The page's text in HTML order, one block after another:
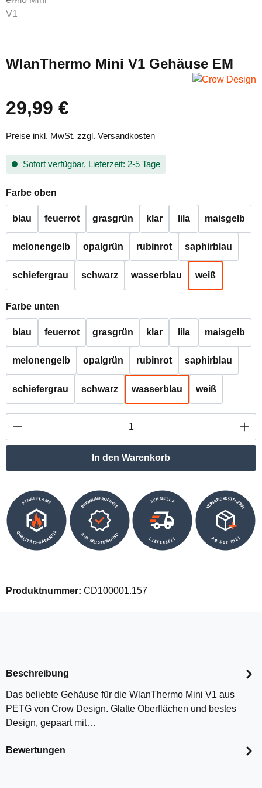
WlanThermo Mini V1 Gehäuse EM
Regulärer Preis:
29,99 €
Preise inkl. MwSt. zzgl. Versandkosten
Sofort verfügbar, Lieferzeit: 2-5 Tage
Farbe oben
blau feuerrot grasgrün klar lila maisgelb
melonengelb opalgrün rubinrot saphirblau
schiefergrau schwarz wasserblau weiß
Farbe unten
blau feuerrot grasgrün klar lila maisgelb
melonengelb opalgrün rubinrot saphirblau
schiefergrau schwarz wasserblau weiß
Produkt Anzahl: Gib den gewünschten
In den Warenkorb
FINALFLAME
QUALITÄTS-GARANTIE
PREMIUMPRODUKTE
AUS MEISTERHAND
SCHNELLE
LIEFERZEIT
VERSANDKOSTENFREI
AB 50€ (DE)
Produktnummer: CD100001.157
Beschreibung
Das beliebte Gehäuse für die WlanThermo Mini V1 aus
PETG von Crow Design. Glatte Oberflächen und bestes
Design, gepaart mit…
Bewertungen